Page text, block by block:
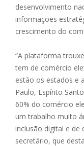
desenvolvimento
informações
crescimento do
“A plataforma
tem de comércio
estão os estados e
Paulo, Espírito
60% do comércio
um trabalho muito
inclusão digital e de
secretário, que